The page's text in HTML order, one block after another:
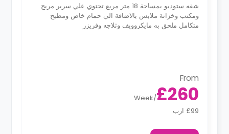
شقه ستوديو بمساحة 18 متر مربع تحتوي علي سرير مريح
ومكتب وخزانة ملابس بالاضافة الي حمام خاص ومطبخ
متكامل ملحق به مايكروويف وثلاجه وفريزر
From
£260
/
Week
£99 ارب